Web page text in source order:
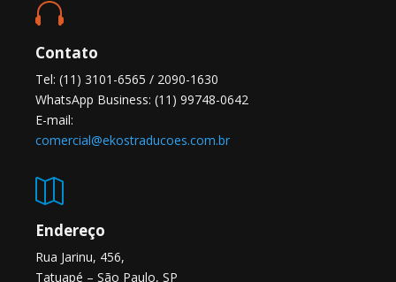

Contato
Tel: (11) 3101-6565 / 2090-1630
WhatsApp Business: (11) 99748-0642
E-mail:
comercial@ekostraducoes.com.br

Endereço
Rua Jarinu, 456,
Tatuapé – São Paulo, SP